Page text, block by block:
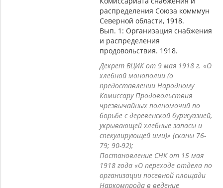
особых продовольственных отрядов «из сознательных»
рабочих. Их задача определялась как «организация
трудового крестьянства против кулаков». Численность
отрядов росла с каждым месяцем и к ноябрю 1918 г.
составила 72 тыс. человек. Они были распущены только
в конце Гражданской войны. Проводником
продовольственной политики большевиков на местах
также стали комитеты крестьянской бедноты,
учрежденные 11 июня. Однако уже к концу года они
были слиты с Советами, что в определенной степени
являлось признанием большевиками
нежизнеспособности этого института.
Чрезвычайные меры привели к повышению сборов
зерна. Если в ходе хлебозаготовительной кампании 1916-
1917 гг. в стране было заготовлено 320 млн пудов зерна,
а в кампанию 1917-1918 гг. удалось собрать всего 50 млн
пудов, то в период 1918-1919 гг. сбор составил 107,9 млн
пудов хлеба, крупы и зернового фуража; в период 1919-
распределения Союза комммун
Северной области, 1918.
Вып. 1: Организация снабжения
и распределения
продовольствия. 1918.
Декрет ВЦИК от 9 мая 1918 г. «О
хлебной монополии (о
предоставлении Народному
Комиссару Продовольствия
чрезвычайных полномочий по
борьбе с деревенской буржуазией,
укрывающей хлебные запасы и
спекулирующей ими)» (сканы 76-
79; 90-92);
Постановление СНК от 15 мая
1918 года «О переходе отдела по
организации посевной площади
Наркомпрода в ведение